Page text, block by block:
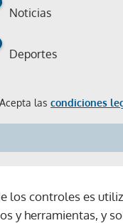
Noticias
Deportes
Acepta las condiciones
los controles es
y herramientas, y